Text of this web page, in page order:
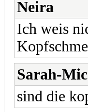
Neira
Ich weis
Sarah-
sind die